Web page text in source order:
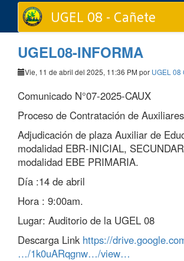
UGEL 08 - Cañete
UGEL08-INFORMA
Vie, 11 de abril del 2025, 11:36 PM por UGEL 08
Comunicado N°07-2025-CAUX
Proceso de Contratación de Auxiliares
Adjudicación de plaza Auxiliar de
modalidad EBR-INICIAL,
modalidad EBE PRIMARIA.
Día :14 de abril
Hora : 9:00am.
Lugar: Auditorio de la UGEL 08
Descarga Link https://
…/1k0uARqgnw…/view…